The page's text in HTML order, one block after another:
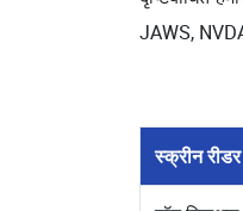
JAWS,
स्क्रीन रीडर